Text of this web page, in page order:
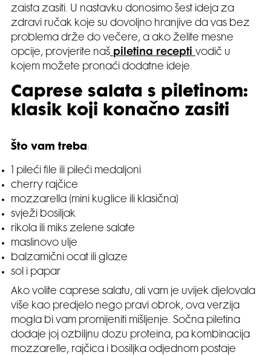
zaista zasiti. U nastavku donosimo šest ideja za
zdravi ručak koje su dovoljno hranjive da vas bez
problema drže do večere, a ako želite mesne
opcije, provjerite naš piletina recepti vodič u
kojem možete pronaći dodatne ideje.
Caprese salata s piletinom:
klasik koji konačno zasiti
Što vam treba:
1 pileći file ili pileći medaljoni
cherry rajčice
mozzarella (mini kuglice ili klasična)
svježi bosiljak
rikola ili miks zelene salate
maslinovo ulje
balzamični ocat ili glaze
sol i papar
Ako volite caprese salatu, ali vam je uvijek djelovala
više kao predjelo nego pravi obrok, ova verzija
mogla bi vam promijeniti mišljenje. Sočna piletina
dodaje joj ozbiljnu dozu proteina, pa kombinacija
mozzarelle, rajčica i bosiljka odjednom postaje